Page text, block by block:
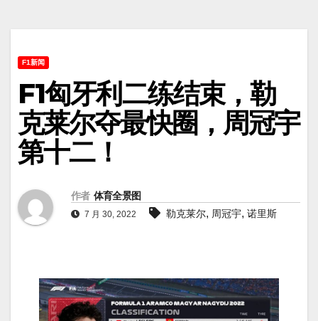
F1新闻
F1匈牙利二练结束，勒
克莱尔夺最快圈，周冠宇
第十二！
作者 体育全景图
7 月 30, 2022 勒克莱尔, 周冠宇, 诺里斯